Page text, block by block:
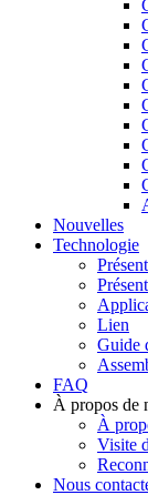
Nouvelles
Technologie
Lien
Guide
FAQ
À propos de
À
Visite
Nous